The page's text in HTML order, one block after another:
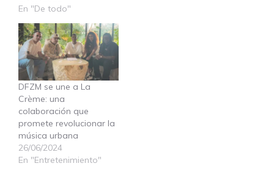
En "De todo"
DFZM se une a La
Crème: una
colaboración que
promete revolucionar la
música urbana
26/06/2024
En "Entretenimiento"